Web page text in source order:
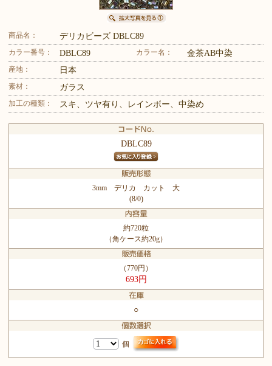
商品名： デリカビーズ DBLC89
カラー番号： DBLC89 カラー名： 金茶AB中染
産地： 日本
素材： ガラス
加工の種類： スキ、ツヤ有り、レインボー、中染め
DBLC89
3mm デリカ カット 大
(8/0)
約720粒
（角ケース約20g）
（770円）
693円
○
個